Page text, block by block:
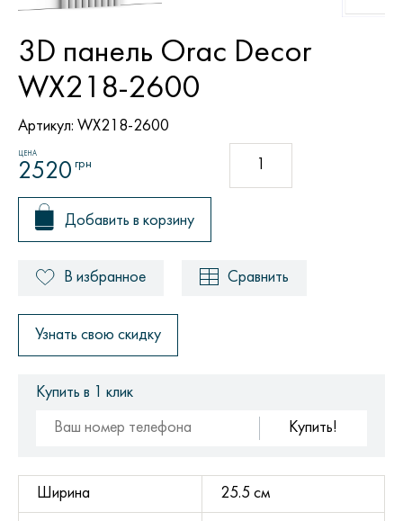
3D панель Orac Decor
WX218-2600
Артикул: WX218-2600
ЦЕНА
2520 грн
Добавить в корзину
В избранное Сравнить
Узнать свою скидку
Купить в 1 клик
Купить!
Ширина 25.5 см